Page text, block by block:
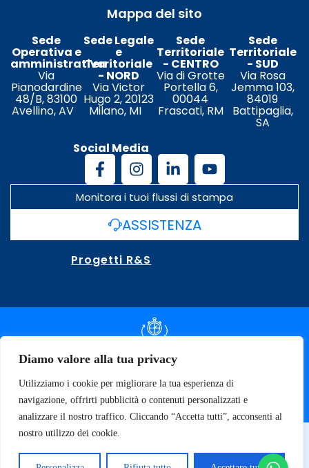
Diamo valore alla tua privacy
Utilizziamo i cookie per migliorare la tua esperienza di
navigazione, offrirti pubblicità o contenuti personalizzati e
analizzare il nostro traffico. Cliccando “Accetta tutti”, acconsenti al
nostro utilizzo dei cookie.
Mappa del sito
Sede
Operativa e
amministrativa
Via
Pianodardine
48/B, 83100
Avellino, AV
Sede Legale
e
Territoriale
- NORD
Via Victor
Hugo 2, 20123
Milano, MI
Sede
Territoriale
- CENTRO
Via di Grotte
Portella 6,
00044
Frascati, RM
Sede
Territoriale
- SUD
Via Rosa
Jemma 103,
84019
Battipaglia,
SA
Social Media
Monitora i tuoi flussi di stampa
ASSISTENZA
Progetti R&S
DOCUMENTAZIONE SLA
SPECIFICHE TECNICHE
© 2026 SOFT TECNOLOGY | P.IVA 02137470643